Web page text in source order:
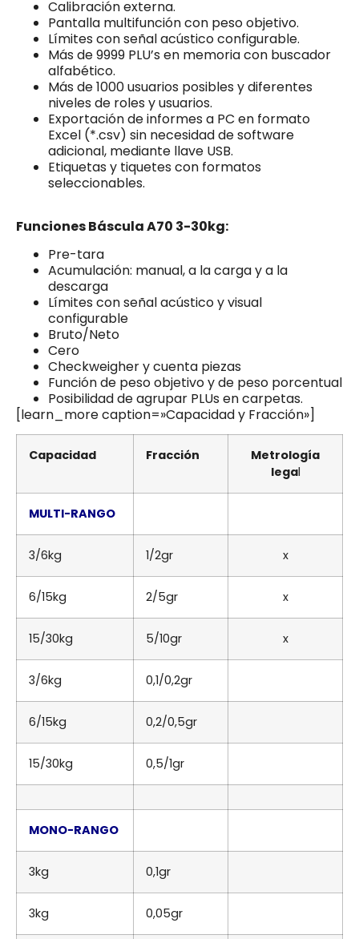
Calibración externa.
Pantalla multifunción con peso objetivo.
Límites con señal acústico configurable.
Más de 9999 PLU’s en memoria con buscador
alfabético.
Más de 1000 usuarios posibles y diferentes
niveles de roles y usuarios.
Exportación de informes a PC en formato
Excel (*.csv) sin necesidad de software
adicional, mediante llave USB.
Etiquetas y tiquetes con formatos
seleccionables.
Funciones Báscula A70 3-30kg:
Pre-tara
Acumulación: manual, a la carga y a la
descarga
Límites con señal acústico y visual
configurable
Bruto/Neto
Cero
Checkweigher y cuenta piezas
Función de peso objetivo y de peso porcentual
Posibilidad de agrupar PLUs en carpetas.
[learn_more caption=»Capacidad y Fracción»]
Capacidad Fracción
Metrología
legal
MULTI-RANGO
3/6kg 1/2gr x
6/15kg 2/5gr x
15/30kg 5/10gr x
3/6kg 0,1/0,2gr
6/15kg 0,2/0,5gr
15/30kg 0,5/1gr
MONO-RANGO
3kg 0,1gr
3kg 0,05gr